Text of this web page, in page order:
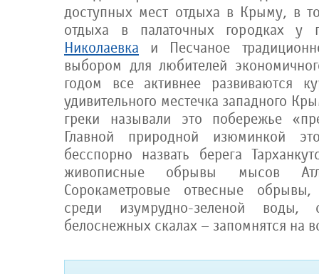
доступных мест отдыха в Крыму, в
отдыха в палаточных городках у
Николаевка и Песчаное
выбором для любителей
годом все активнее развиваются
удивительного местечка западного
греки называли это побережье
Главной природной изюминкой
бесспорно назвать берега
живописные обрывы мысов
Сорокаметровые отвесные
среди изумрудно-зеленой
белоснежных скалах – запомнятся на